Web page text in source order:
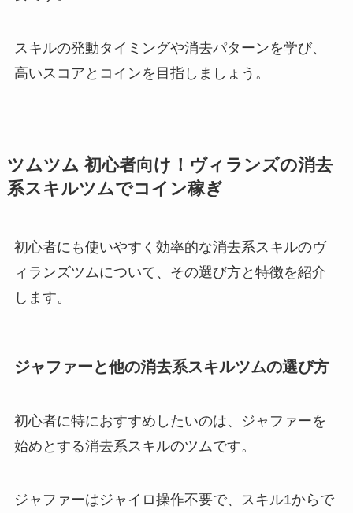
スキルの発動タイミングや消去パターンを学び、
高いスコアとコインを目指しましょう。
ツムツム 初心者向け！ヴィランズの消去
系スキルツムでコイン稼ぎ
初心者にも使いやすく効率的な消去系スキルのヴ
ィランズツムについて、その選び方と特徴を紹介
します。
ジャファーと他の消去系スキルツムの選び方
初心者に特におすすめしたいのは、ジャファーを
始めとする消去系スキルのツムです。
ジャファーはジャイロ操作不要で、スキル1からで